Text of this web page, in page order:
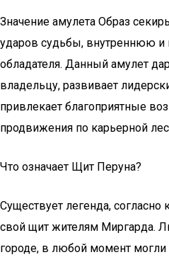
Значение амулета Образ
ударов судьбы, внутреннюю
обладателя. Данный амулет
владельцу, развивает
привлекает благоприятные
продвижения по карьерной
Что означает Щит Перуна?
Существует легенда, согласно
свой щит жителям Миргарда.
городе, в любой момент могли